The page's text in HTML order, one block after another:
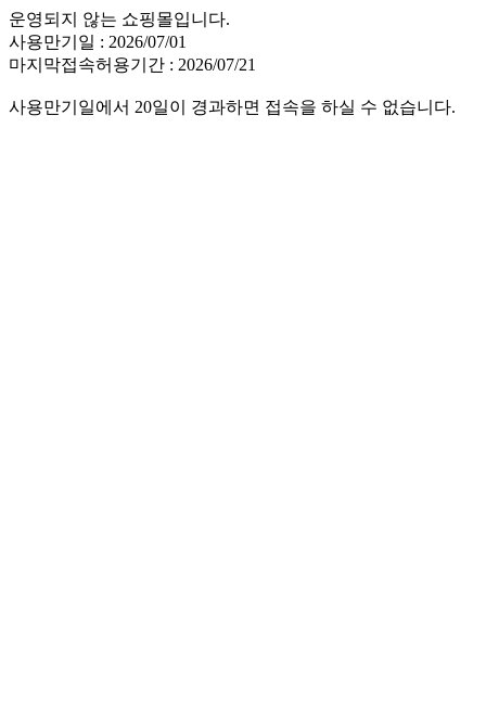
운영되지 않는 쇼핑몰입니다.
사용만기일 : 2026/07/01
마지막접속허용기간 : 2026/07/21
사용만기일에서 20일이 경과하면 접속을 하실 수 없습니다.